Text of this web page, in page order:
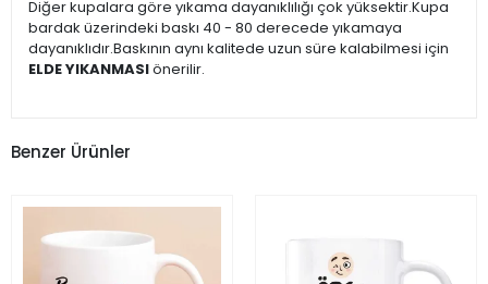
Diğer kupalara göre yıkama dayanıklılığı çok yüksektir.Kupa
bardak üzerindeki baskı 40 - 80 derecede yıkamaya
dayanıklıdır.Baskının aynı kalitede uzun süre kalabilmesi için
ELDE YIKANMASIönerilir.
Benzer Ürünler